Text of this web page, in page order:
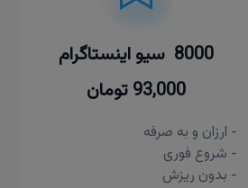
8000 سیو اینستاگرام
93,000 تومان
- ارزان و به صرفه
- شروع فوری
- بدون ریزش